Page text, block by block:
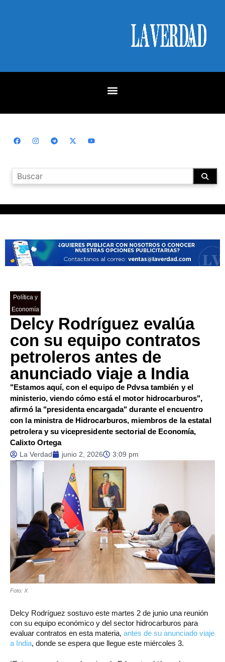
Política y
Economía
Delcy Rodríguez evalúa
con su equipo contratos
petroleros antes de
anunciado viaje a India
"Estamos aquí, con el equipo de Pdvsa también y el
ministerio, viendo cómo está el motor hidrocarburos",
afirmó la "presidenta encargada" durante el encuentro
con la ministra de Hidrocarburos, miembros de la estatal
petrolera y su vicepresidente sectorial de Economía,
Calixto Ortega
La Verdad junio 2, 2026 3:09 pm
Foto: X
Delcy Rodríguez sostuvo este martes 2 de junio una reunión
con su equipo económico y del sector hidrocarburos para
evaluar contratos en esta materia, antes de su anunciado viaje
a India, donde se espera que llegue este miércoles 3.